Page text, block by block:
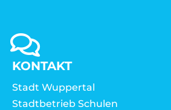
KONTAKT
Stadt Wuppertal
Stadtbetrieb Schulen